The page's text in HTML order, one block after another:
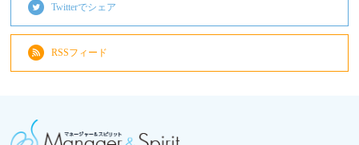
Twitterでシェア
RSSフィード